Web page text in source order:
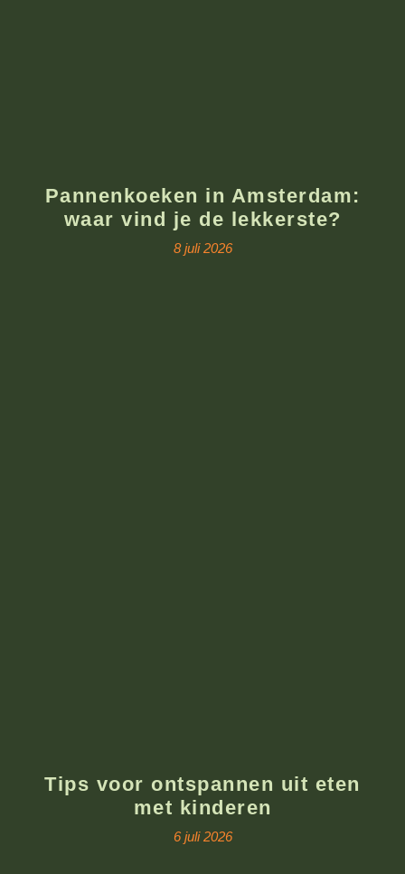
Pannenkoeken in Amsterdam:
waar vind je de lekkerste?
8 juli 2026
Tips voor ontspannen uit eten
met kinderen
6 juli 2026